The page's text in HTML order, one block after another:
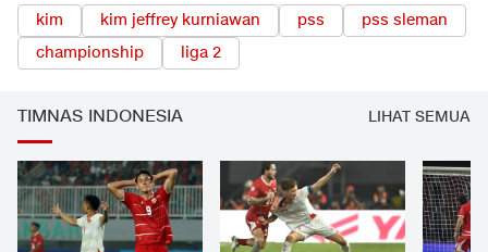
kim kim jeffrey kurniawan pss
pss sleman
championship
liga 2
TIMNAS INDONESIA LIHAT SEMUA